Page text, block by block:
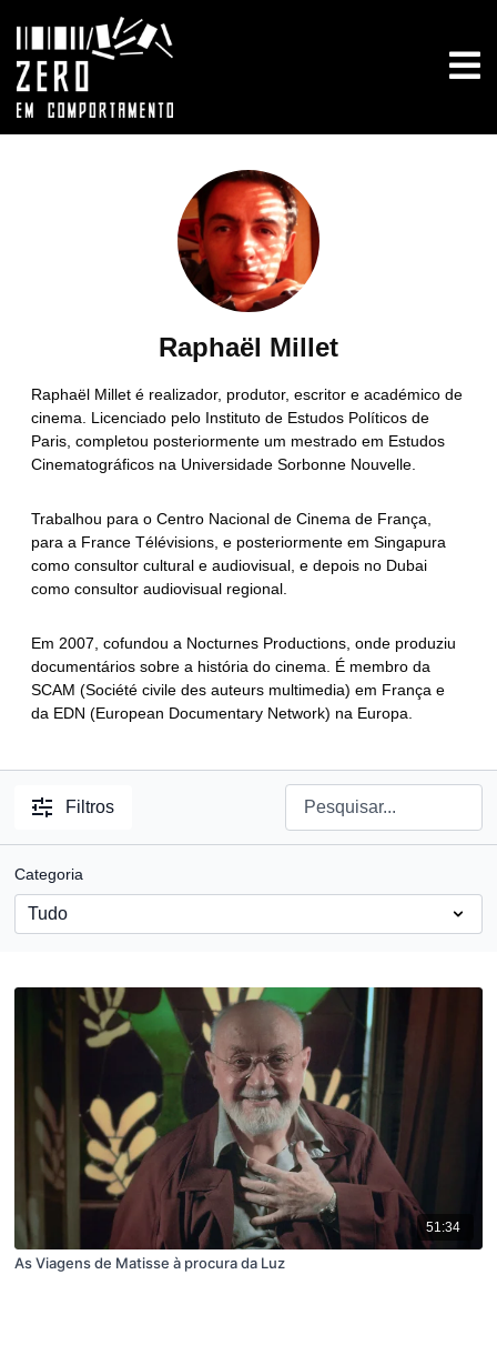
Raphaël Millet
Raphaël Millet é realizador, produtor, escritor e académico de
cinema. Licenciado pelo Instituto de Estudos Políticos de
Paris, completou posteriormente um mestrado em Estudos
Cinematográficos na Universidade Sorbonne Nouvelle.
Trabalhou para o Centro Nacional de Cinema de França,
para a France Télévisions, e posteriormente em Singapura
como consultor cultural e audiovisual, e depois no Dubai
como consultor audiovisual regional.
Em 2007, cofundou a Nocturnes Productions, onde produziu
documentários sobre a história do cinema. É membro da
SCAM (Société civile des auteurs multimedia) em França e
da EDN (European Documentary Network) na Europa.
Filtros
Categoria
51:34
As Viagens de Matisse à procura da Luz